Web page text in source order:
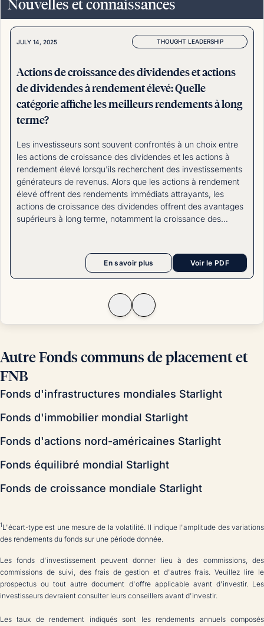
Nouvelles et connaissances
JULY 14, 2025 THOUGHT LEADERSHIP
Actions de croissance des dividendes et actions
de dividendes à rendement élevé: Quelle
catégorie affiche les meilleurs rendements à long
terme?
Les investisseurs sont souvent confrontés à un choix entre
les actions de croissance des dividendes et les actions à
rendement élevé lorsqu'ils recherchent des investissements
générateurs de revenus. Alors que les actions à rendement
élevé offrent des rendements immédiats attrayants, les
actions de croissance des dividendes offrent des avantages
supérieurs à long terme, notamment la croissance des
Catégorie de croissance de dividendes Starlight, explique les
caractéristiques des actions de croissance des dividendes
par rapport aux actions à rendement élevé. Quelle catégorie
affiche-t-elle les meilleurs rendements à long terme?
En savoir plus Voir le PDF
Autre Fonds communs de placement et
FNB
Fonds d'infrastructures mondiales Starlight
Fonds d'immobilier mondial Starlight
Fonds d'actions nord-américaines Starlight
Fonds équilibré mondial Starlight
Fonds de croissance mondiale Starlight
1L'écart-type est une mesure de la volatilité. Il indique l'amplitude des variations
des rendements du fonds sur une période donnée.
Les fonds d'investissement peuvent donner lieu à des commissions, des
commissions de suivi, des frais de gestion et d'autres frais. Veuillez lire le
prospectus ou tout autre document d'offre applicable avant d'investir. Les
investisseurs devraient consulter leurs conseillers avant d'investir.
Les taux de rendement indiqués sont les rendements annuels composés